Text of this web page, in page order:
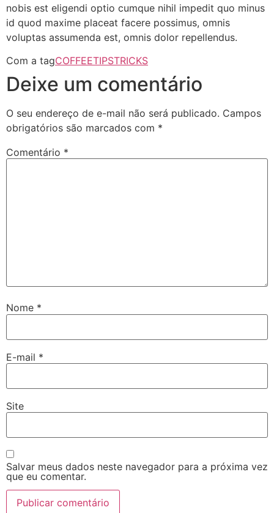
nobis est eligendi optio cumque nihil impedit quo minus
id quod maxime placeat facere possimus, omnis
voluptas assumenda est, omnis dolor repellendus.
Com a tagCOFFEETIPSTRICKS
Deixe um comentário
O seu endereço de e-mail não será publicado. Campos
obrigatórios são marcados com *
Comentário *
Nome *
E-mail *
Site
Salvar meus dados neste navegador para a próxima vez
que eu comentar.